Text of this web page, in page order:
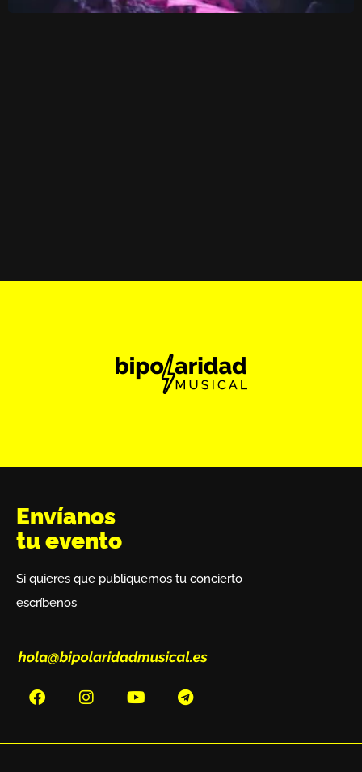
Envíanos
tu evento
Si quieres que publiquemos tu concierto
escríbenos